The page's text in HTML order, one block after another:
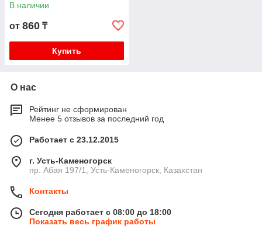
В наличии
от 860 ₸
Купить
О нас
Рейтинг не сформирован
Менее 5 отзывов за последний год
Работает с 23.12.2015
г. Усть-Каменогорск
пр. Абая 197/1, Усть-Каменогорск, Казахстан
Контакты
Сегодня работает с 08:00 до 18:00
Показать весь график работы